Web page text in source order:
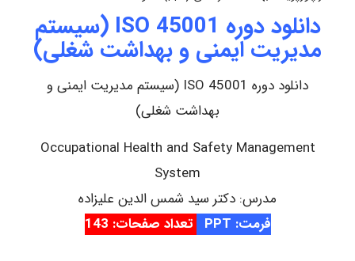
دانلود دوره ISO 45001 (سیستم
مدیریت ایمنی و بهداشت شغلی)
دانلود دوره ISO 45001 (سیستم مدیریت ایمنی و
بهداشت شغلی)
Occupational Health and Safety Management
System
مدرس: دکتر سید شمس الدین علیزاده
فرمت: PPT
تعداد صفحات: 143